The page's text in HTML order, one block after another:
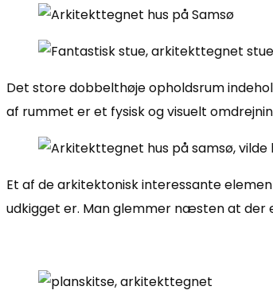
Det store dobbelthøje opholdsrum
af rummet er et fysisk og visuelt
Et af de arkitektonisk interessante
udkigget er. Man glemmer næsten at der